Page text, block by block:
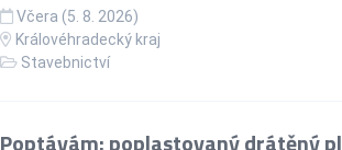
Včera (5. 8. 2026)
Královéhradecký kraj
Stavebnictví
Poptávám: poplastovaný drátěný